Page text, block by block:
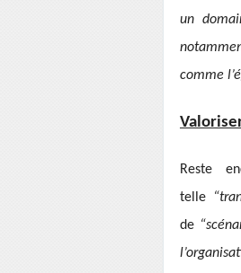
un
comme
Reste
telle
de